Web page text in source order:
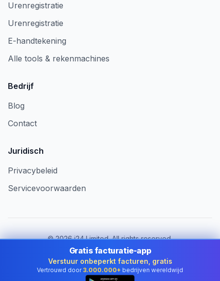
Urenregistratie
Urenregistratie
E-handtekening
Alle tools & rekenmachines
Bedrijf
Blog
Contact
Juridisch
Privacybeleid
Servicevoorwaarden
©2026i24 Limited. All rights reserved.
Voor bedrijven in Netherlands
Land wijzigen:
Netherlands
Gratis facturatie-app
Verstuur onbeperkt facturen, gratis
Vertrouwd door 3.000.000+ bedrijven wereldwijd